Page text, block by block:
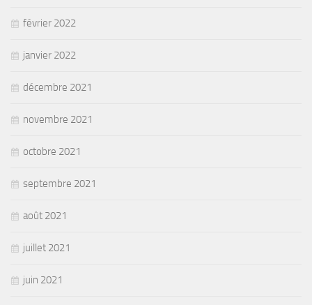
février 2022
janvier 2022
décembre 2021
novembre 2021
octobre 2021
septembre 2021
août 2021
juillet 2021
juin 2021